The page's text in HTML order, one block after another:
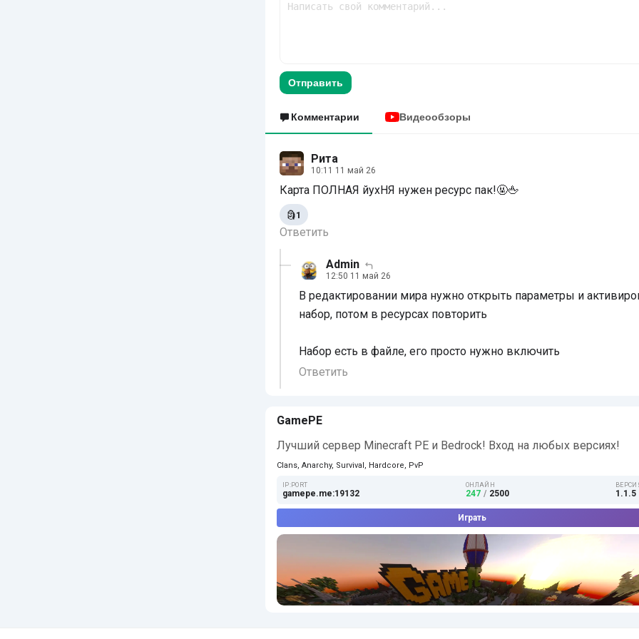
Отправить
Комментарии Видеообзоры
Рита
10:11 11 май 26
Карта ПОЛНАЯ йухНЯ нужен ресурс пак!🤬🖕
Ответить
🗿1
Admin
12:50 11 май 26
В редактировании мира нужно открыть параметры и
набор, потом в ресурсах повторить
Набор есть в файле, его просто нужно включить
Ответить
GamePE
Лучший сервер Minecraft PE и Bedrock! Вход на любых версиях!
Clans, Anarchy, Survival, Hardcore, PvP
IP:PORT
gamepe.me:19132
ОНЛАЙН
247 / 2500 1.1.5
Играть